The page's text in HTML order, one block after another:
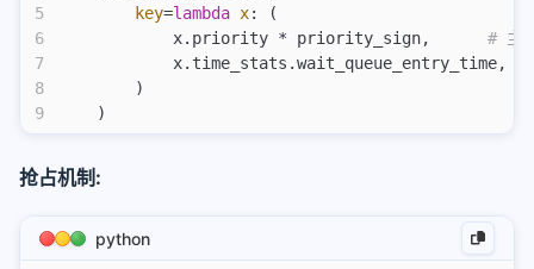
5
6
7
8
9
        key
=lambda x: (
            x.priority * priority_sign,
# 主
            x.time_stats.wait_queue_entry_time,
        )
    )
抢占机制:
python
math
拉格朗日乘数法
操作系统真相还原01